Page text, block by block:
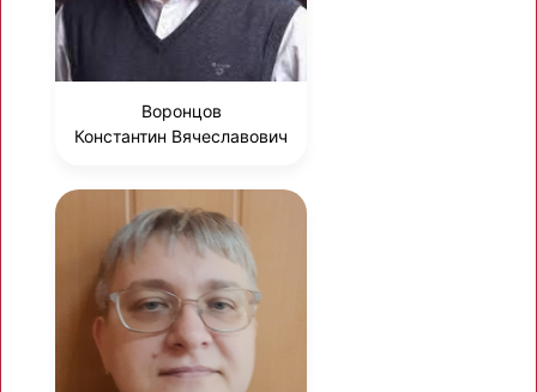
Воронцов
Константин Вячеславович